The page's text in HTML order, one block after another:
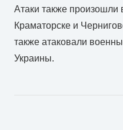
Атаки также произошли
Краматорске и
также атаковали
Украины.